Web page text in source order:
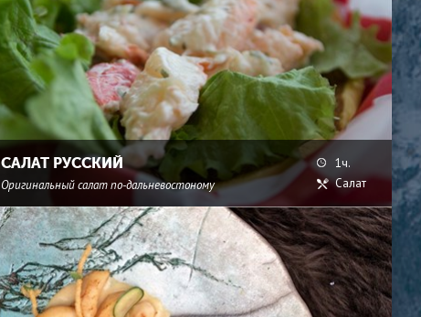
САЛАТ РУССКИЙ
Оригинальный салат по-дальневостоному
1ч.
Салат